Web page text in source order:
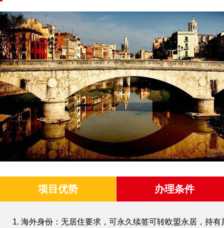
项目优势 办理条件
1. 海外身份：无居住要求，可永久续签可转欧盟永居，持